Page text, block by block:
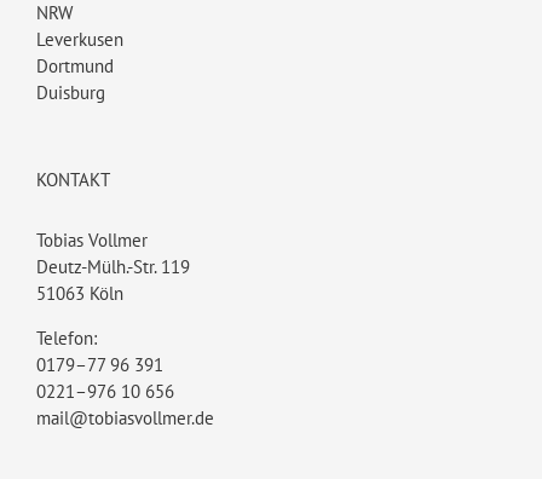
NRW
Leverkusen
Dortmund
Duisburg
KONTAKT
Tobias Vollmer
Deutz-Mülh.-Str. 119
51063 Köln
Telefon:
0179–77 96 391
0221–976 10 656
mail@tobiasvollmer.de